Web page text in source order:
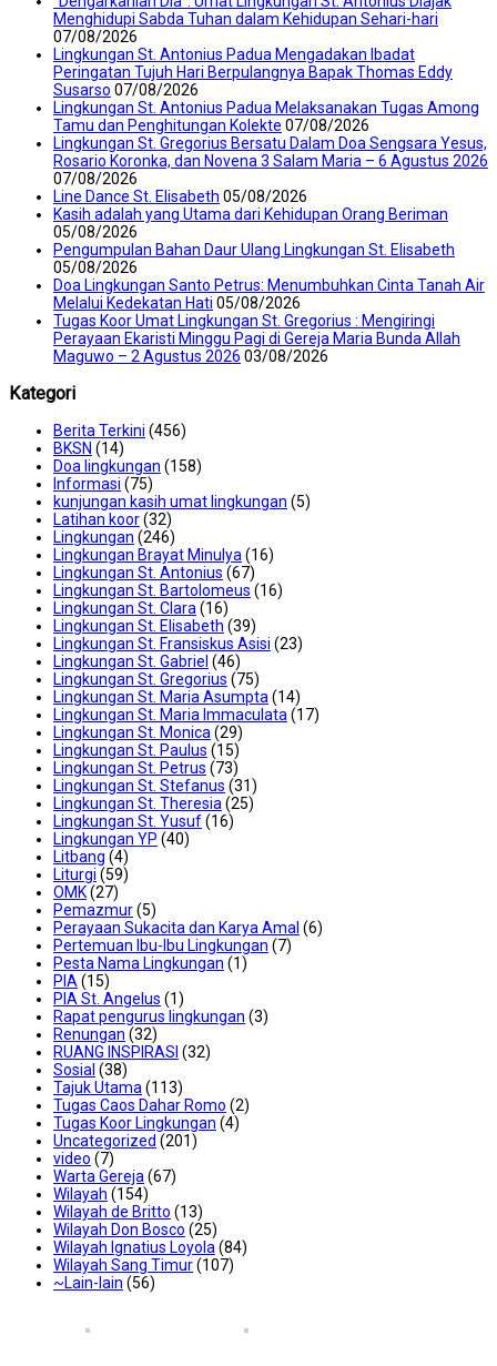
Menghidupi Sabda Tuhan dalam Kehidupan Sehari-hari
07/08/2026
Lingkungan St. Antonius Padua Mengadakan Ibadat
Peringatan Tujuh Hari Berpulangnya Bapak Thomas Eddy
Susarso 07/08/2026
Lingkungan St. Antonius Padua Melaksanakan Tugas Among
Tamu dan Penghitungan Kolekte 07/08/2026
Lingkungan St. Gregorius Bersatu Dalam Doa Sengsara Yesus,
Rosario Koronka, dan Novena 3 Salam Maria – 6 Agustus 2026
07/08/2026
Line Dance St. Elisabeth 05/08/2026
Kasih adalah yang Utama dari Kehidupan Orang Beriman
05/08/2026
Pengumpulan Bahan Daur Ulang Lingkungan St. Elisabeth
05/08/2026
Doa Lingkungan Santo Petrus: Menumbuhkan Cinta Tanah Air
Melalui Kedekatan Hati 05/08/2026
Tugas Koor Umat Lingkungan St. Gregorius : Mengiringi
Perayaan Ekaristi Minggu Pagi di Gereja Maria Bunda Allah
Maguwo – 2 Agustus 2026 03/08/2026
Kategori
Berita Terkini (456)
BKSN (14)
Doa lingkungan (158)
Informasi (75)
kunjungan kasih umat lingkungan (5)
Latihan koor(32)
Lingkungan (246)
Lingkungan Brayat Minulya(16)
Lingkungan St. Antonius (67)
Lingkungan St. Bartolomeus (16)
Lingkungan St. Clara(16)
Lingkungan St. Elisabeth (39)
Lingkungan St. Fransiskus Asisi (23)
Lingkungan St. Gabriel (46)
Lingkungan St. Gregorius (75)
Lingkungan St. Maria Asumpta(14)
Lingkungan St. Maria Immaculata(17)
Lingkungan St. Monica(29)
Lingkungan St. Paulus (15)
Lingkungan St. Petrus (73)
Lingkungan St. Stefanus (31)
Lingkungan St. Theresia(25)
Lingkungan St. Yusuf(16)
Lingkungan YP (40)
Litbang (4)
Liturgi (59)
OMK(27)
Pemazmur(5)
Perayaan Sukacita dan Karya Amal (6)
Pertemuan Ibu-Ibu Lingkungan (7)
Pesta Nama Lingkungan (1)
PIA(15)
PIA St. Angelus (1)
Rapat pengurus lingkungan (3)
Renungan (32)
RUANG INSPIRASI (32)
Sosial (38)
Tajuk Utama(113)
Tugas Caos Dahar Romo (2)
Tugas Koor Lingkungan (4)
Uncategorized (201)
video (7)
Warta Gereja(67)
Wilayah (154)
Wilayah de Britto (13)
Wilayah Don Bosco (25)
Wilayah Ignatius Loyola(84)
Wilayah Sang Timur(107)
~Lain-lain (56)